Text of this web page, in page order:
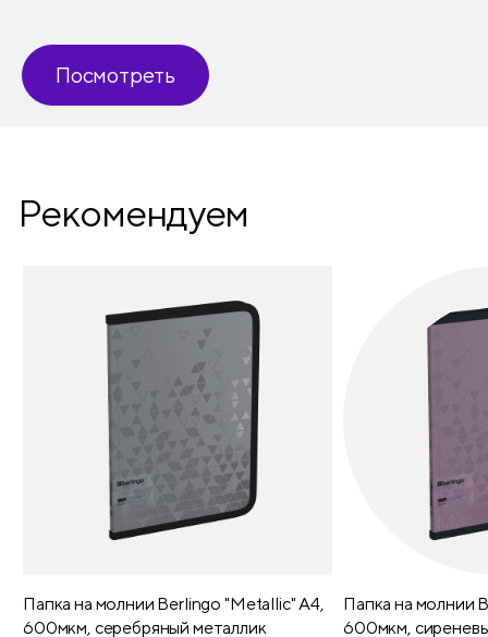
Посмотреть
Рекомендуем
Папка на молнии Berlingo "Metallic" А4,
600мкм, серебряный металлик
Папка на молнии
600мкм,